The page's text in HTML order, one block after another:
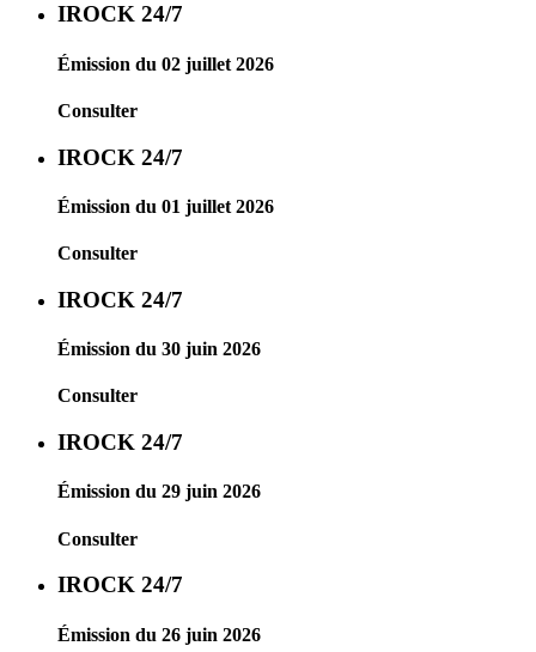
IROCK 24/7
Émission du 02 juillet 2026
Consulter
IROCK 24/7
Émission du 01 juillet 2026
Consulter
IROCK 24/7
Émission du 30 juin 2026
Consulter
IROCK 24/7
Émission du 29 juin 2026
Consulter
IROCK 24/7
Émission du 26 juin 2026